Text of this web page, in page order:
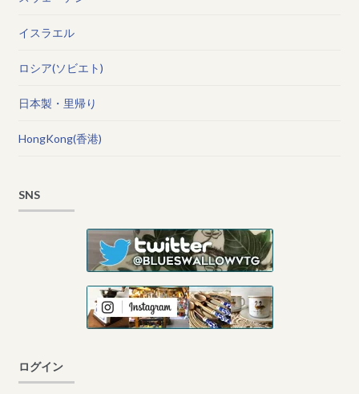
イスラエル
ロシア(ソビエト)
日本製・里帰り
HongKong(香港)
SNS
ログイン